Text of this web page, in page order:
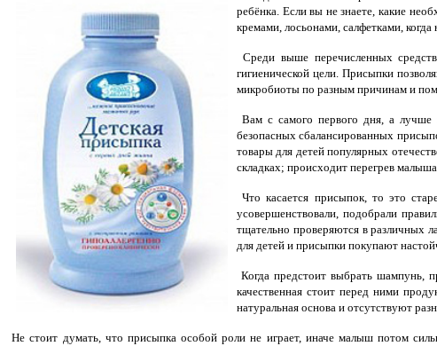
ребёнка. Если вы не знаете, какие
кремами, лосьонами, салфетками,
Среди выше перечисленных
гигиенической цели. Присыпки
микробиоты по разным причинам и
Вам с самого первого дня, а лучше
безопасных сбалансированных
товары для детей популярных
складках; происходит перегрев
Что касается присыпок, то это
усовершенствовали, подобрали
тщательно проверяются в различных
для детей и присыпки покупают
Когда предстоит выбрать шампунь,
качественная стоит перед ними
натуральная основа и отсутствуют
Не стоит думать, что присыпка особой роли не играет, иначе малыш потом